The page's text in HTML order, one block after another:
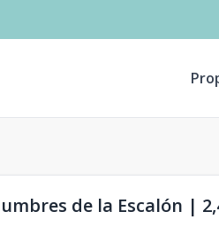
de la Escalón |